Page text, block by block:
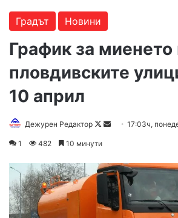
Градът Новини
График за миенето
пловдивските
10 април
Дежурен Редактор
Follow
Send17:03ч,
1 482 10 минути